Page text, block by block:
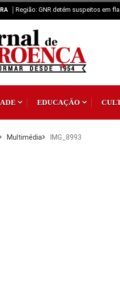
Região: GNR detém suspeitos em
EDUCAÇÃO
Multimédia IMG_8993